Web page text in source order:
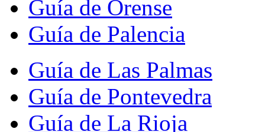
Guía de Orense
Guía de Palencia
Guía de Las Palmas
Guía de Pontevedra
Guía de La Rioja